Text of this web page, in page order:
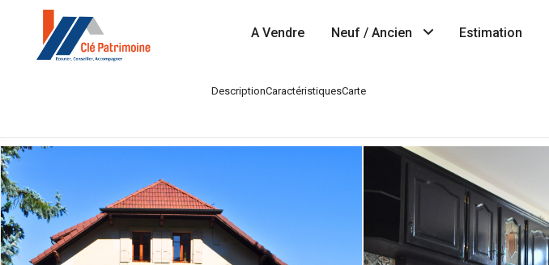
A Vendre Neuf / Ancien Estimation
DescriptionCaractéristiquesCarte